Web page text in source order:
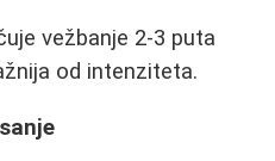
vežbanje 2-3 puta
od intenziteta.